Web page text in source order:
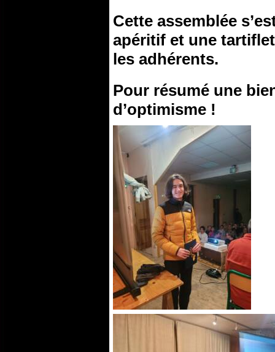
Cette assemblée
apéritif et une
les adhérents.
Pour résumé une
d’optimisme !